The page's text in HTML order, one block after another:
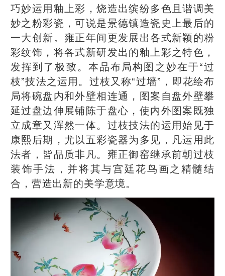
巧妙运用釉上彩，烧造出缤纷多色且谐调美
妙之粉彩瓷，可说是景德镇造瓷史上最后的
一大创新。雍正年间更发展出各式新颖的粉
彩纹饰，将各式新研发出的釉上彩之特色，
发挥到了极致。本品布局构图之妙在于“过
枝”技法之运用。过枝又称“过墙”，即花绘布
局将碗盘内和外壁相连通，图案自盘外壁攀
延过盘边伸展铺陈于盘心，使内外图案既独
立成章又浑然一体。过枝技法的运用始见于
康熙后期，尤以五彩瓷器为多见，凡运用此
法者，皆品质非凡。雍正御窑继承前朝过枝
装饰手法，并将其与宫廷花鸟画之精髓结
合，营造出新的美学意境。